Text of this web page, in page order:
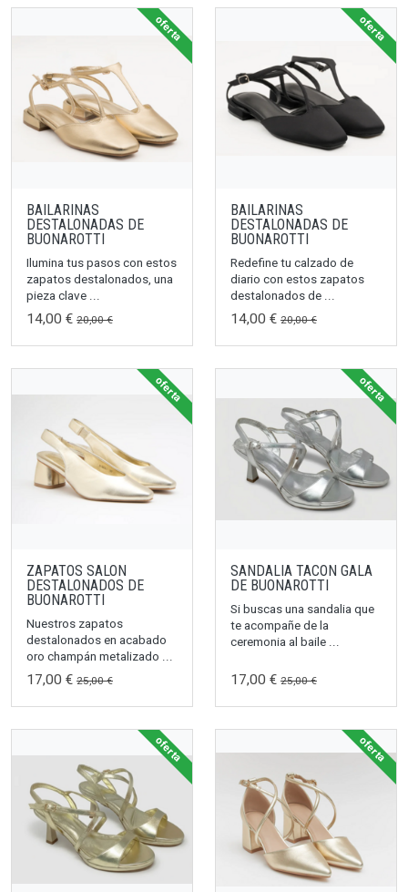
BAILARINAS
DESTALONADAS DE
BUONAROTTI
Ilumina tus pasos con estos
zapatos destalonados, una
pieza clave ...
14,00 € 20,00 €
oferta
BAILARINAS
DESTALONADAS DE
BUONAROTTI
Redefine tu calzado de
diario con estos zapatos
destalonados de ...
14,00 € 20,00 €
oferta
ZAPATOS SALON
DESTALONADOS DE
BUONAROTTI
Nuestros zapatos
destalonados en acabado
oro champán metalizado ...
17,00 € 25,00 €
oferta
SANDALIA TACON GALA
DE BUONAROTTI
Si buscas una sandalia que
te acompañe de la
ceremonia al baile ...
17,00 € 25,00 €
oferta
oferta oferta